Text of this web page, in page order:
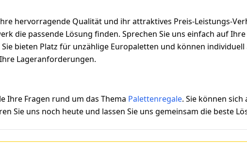
hervorragende Qualität und ihr attraktives Preis-Leistungs-
die passende Lösung finden. Sprechen Sie uns einfach auf
Sie bieten Platz für unzählige Europaletten und können
Lageranforderungen.
Ihre Fragen rund um das Thema Palettenregale. Sie können
Sie uns noch heute und lassen Sie uns gemeinsam die beste